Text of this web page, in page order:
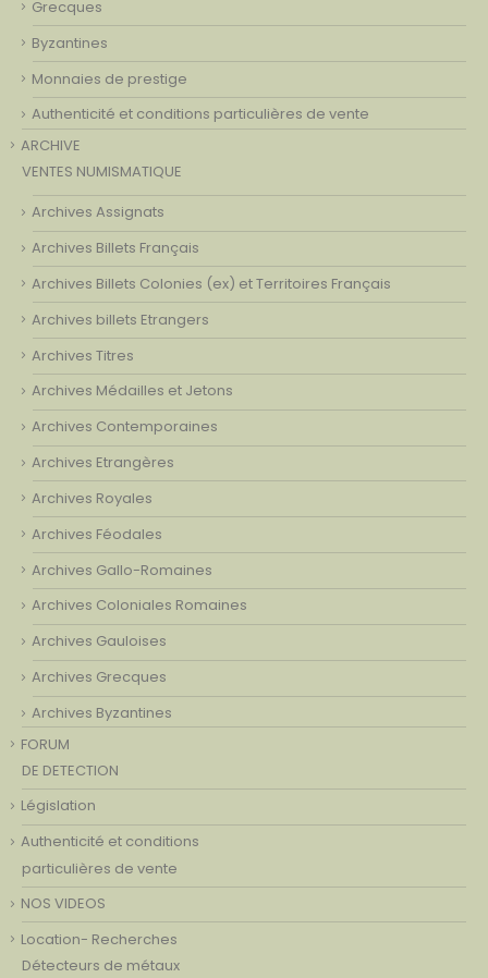
Grecques
Byzantines
Monnaies de prestige
Authenticité et conditions particulières de vente
ARCHIVE
VENTES NUMISMATIQUE
Archives Assignats
Archives Billets Français
Archives Billets Colonies (ex) et Territoires Français
Archives billets Etrangers
Archives Titres
Archives Médailles et Jetons
Archives Contemporaines
Archives Etrangères
Archives Royales
Archives Féodales
Archives Gallo-Romaines
Archives Coloniales Romaines
Archives Gauloises
Archives Grecques
Archives Byzantines
FORUM
DE DETECTION
Législation
Authenticité et conditions
particulières de vente
NOS VIDEOS
Location- Recherches
Détecteurs de métaux